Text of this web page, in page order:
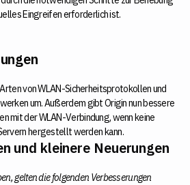
Eingreifen erforderlich ist.
von WLAN-Sicherheitsprotokollen und
um. Außerdem gibt Origin nun bessere
mit der WLAN-Verbindung, wenn keine
hergestellt werden kann.
und kleinere Neuerungen
gelten die folgenden Verbesserungen